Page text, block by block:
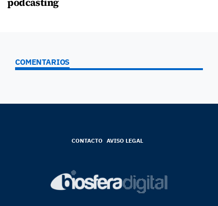
COMENTARIOS
CONTACTO AVISO LEGAL